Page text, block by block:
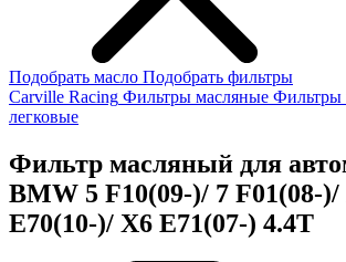
Подобрать масло Подобрать фильтры
Carville Racing Фильтры масляные Фильтры
легковые
Фильтр масляный для
BMW 5 F10(09-)/ 7 F01(08-)/
E70(10-)/ X6 E71(07-) 4.4T